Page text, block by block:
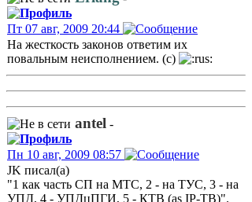
Пт 07 авг, 2009 20:44
На жесткость законов ответим их
повальным неисполнением. (с)
antel -
Пн 10 авг, 2009 08:57
JK писал(а)
"1 как часть СП на МТС, 2 - на ТУС, 3 - на
УПД, 4 - УПДцПГИ, 5 - КТВ (as IP-ТВ)".